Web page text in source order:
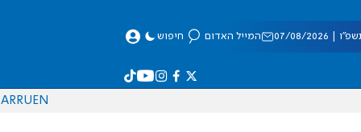
08/2026 המייל האדום חיפוש
EN
RU
AR